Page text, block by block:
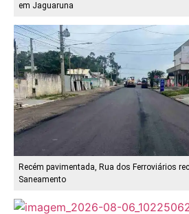
em Jaguaruna
Recém pavimentada, Rua dos Ferroviários
Saneamento